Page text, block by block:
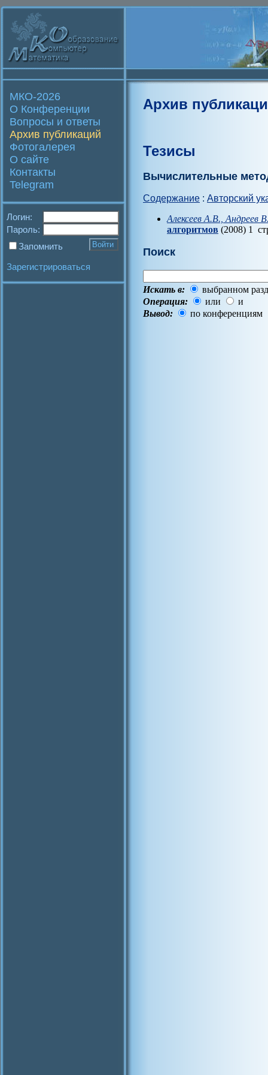
МКО-2026
О Конференции
Вопросы и ответы
Архив публикаций
Фотогалерея
О сайте
Контакты
Telegram
Логин:
Пароль:
Запомнить
Зарегистрироваться
Архив
Тезисы
Вычислительные
Содержание : Авторский
Алексеев А.В., Андреев
алгоритмов (2008) 1
Поиск
Искать в:
выбранном
Операция:
или
и
Вывод:
по конференциям